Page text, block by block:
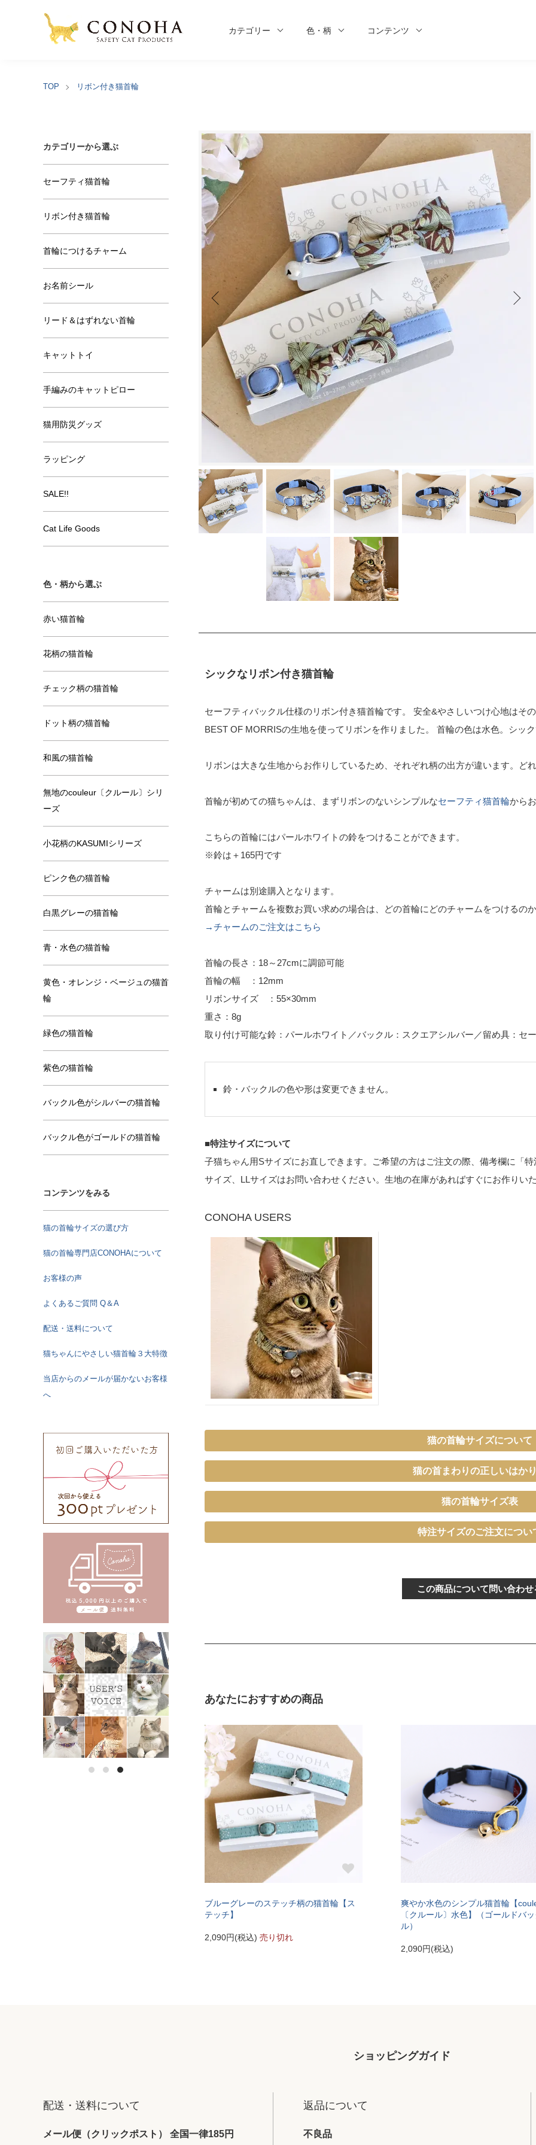
カテゴリー 色・柄 コンテンツ
TOP リボン付き猫首輪
シックなリボン付き猫首輪
セーフティバックル仕様のリボン付き猫首輪です。 安全&やさしいつけ心地はそ
BEST OF MORRISの生地を使ってリボンを作りました。 首輪の色は水色。シッ
リボンは大きな生地からお作りしているため、それぞれ柄の出方が違います。ど
首輪が初めての猫ちゃんは、まずリボンのないシンプルなセーフティ猫首輪から
こちらの首輪にはパールホワイトの鈴をつけることができます。
※鈴は＋165円です
チャームは別途購入となります。
首輪とチャームを複数お買い求めの場合は、どの首輪にどのチャームをつけるの
→チャームのご注文はこちら
首輪の長さ：18～27cmに調節可能
首輪の幅 ：12mm
リボンサイズ ：55×30mm
重さ：8g
取り付け可能な鈴：パールホワイト／バックル：スクエアシルバー／留め具：セ
鈴・バックルの色や形は変更できません。
■特注サイズについて
子猫ちゃん用Sサイズにお直しできます。ご希望の方はご注文の際、備考欄に「
サイズ、LLサイズはお問い合わせください。生地の在庫があればすぐにお作りいた
CONOHA USERS
猫の首輪サイズについて
猫の首まわりの正しいはか
猫の首輪サイズ表
ズ
ぴったり測った首まわり（～
15cm）
首輪サイズ（-5cm
バックルで18～27cm
首輪サイズ（+5cm
ズ
特注サイズのご注文につい
この商品について問い合わせ
あなたにおすすめの商品
ブルーグレーのステッチ柄の猫首輪【ス
テッチ】
2,090円(税込) 売り切れ
爽やか水色のシンプル猫首輪【
〔クルール〕水色】（ゴールドバッ
ル）
2,090円(税込)
カテゴリーから選ぶ
セーフティ猫首輪
リボン付き猫首輪
首輪につけるチャーム
お名前シール
リード＆はずれない首輪
キャットトイ
手編みのキャットピロー
猫用防災グッズ
ラッピング
SALE!!
Cat Life Goods
色・柄から選ぶ
赤い猫首輪
花柄の猫首輪
チェック柄の猫首輪
ドット柄の猫首輪
和風の猫首輪
無地のcouleur〔クルール〕シリ
ーズ
小花柄のKASUMIシリーズ
ピンク色の猫首輪
白黒グレーの猫首輪
青・水色の猫首輪
黄色・オレンジ・ベージュの猫首
輪
緑色の猫首輪
紫色の猫首輪
バックル色がシルバーの猫首輪
バックル色がゴールドの猫首輪
コンテンツをみる
猫の首輪サイズの選び方
猫の首輪専門店CONOHAについて
お客様の声
よくあるご質問 Q＆A
配送・送料について
猫ちゃんにやさしい猫首輪３大特徴
当店からのメールが届かないお客様
へ
ショッピングガイド
配送・送料について
メール便（クリックポスト） 全国一律185円
返品について
不良品